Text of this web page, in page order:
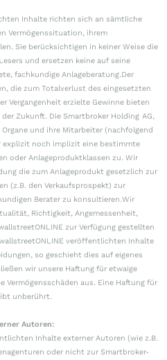
Inhalte richten sich an sämtliche
Vermögenssituation, ihrem
Sie berücksichtigen in keiner Weise die
und ersetzen keine auf seine
fachkundige Anlageberatung.Der
die zum Totalverlust des eingesetzten
Vergangenheit erzielte Gewinne bieten
Zukunft. Die Smartbroker Holding AG,
und ihre Mitarbeiter (nachfolgend
explizit noch implizit eine bestimmte
oder Anlageproduktklassen zu. Wir
die zum Anlageprodukt gesetzlich zur
(z.B. den Verkaufsprospekt) zur
Berater zu konsultieren.Wir
Richtigkeit, Angemessenheit,
zur Verfügung gestellten
veröffentlichten Inhalte
so geschieht dies auf eigenes
wir unsere Haftung für etwaige
aus. Eine Haftung für
unberührt.
Autoren:
Inhalte externer Autoren (wie z.B.
oder nicht zur Smartbroker-